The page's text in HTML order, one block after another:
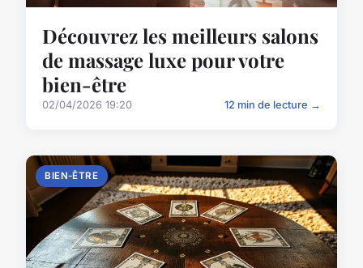
Découvrez les meilleurs salons
de massage luxe pour votre
bien-être
02/04/2026 19:20 12 min de lecture →
BIEN-ÊTRE